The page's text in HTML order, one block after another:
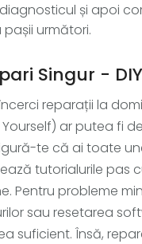
și apoi
următori.
Singur - DIY
reparații la
Yourself) ar putea fi
te că ai toate
tutorialurile pas
Pentru probleme
sau resetarea
suficient. Însă,